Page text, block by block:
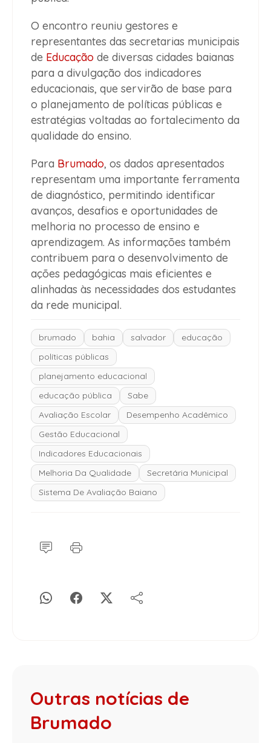
O encontro reuniu gestores e
representantes das secretarias municipais
de Educação de diversas cidades baianas
para a divulgação dos indicadores
educacionais, que servirão de base para
o planejamento de políticas públicas e
estratégias voltadas ao fortalecimento da
qualidade do ensino.
Para Brumado, os dados apresentados
representam uma importante ferramenta
de diagnóstico, permitindo identificar
avanços, desafios e oportunidades de
melhoria no processo de ensino e
aprendizagem. As informações também
contribuem para o desenvolvimento de
ações pedagógicas mais eficientes e
alinhadas às necessidades dos estudantes
da rede municipal.
brumado bahia salvador
educação
políticas públicas
planejamento educacional
educação pública
Sabe
Avaliação Escolar
Desempenho Acadêmico
Gestão Educacional
Indicadores Educacionais
Melhoria Da Qualidade
Secretária Municipal
Sistema De Avaliação Baiano
Outras notícias de
Brumado